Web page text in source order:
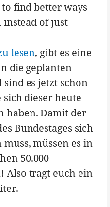
find better ways
of just
lesen, gibt es eine
die geplanten
es jetzt schon
sich dieser heute
haben. Damit der
Bundestages sich
müssen es in
50.000
Also tragt euch ein